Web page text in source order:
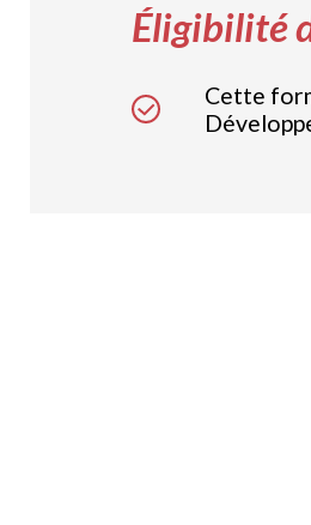
Éligibilité
Cette